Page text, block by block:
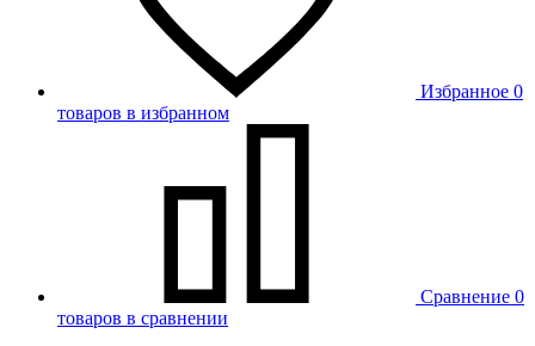
Избранное 0
товаров в избранном
Сравнение 0
товаров в сравнении